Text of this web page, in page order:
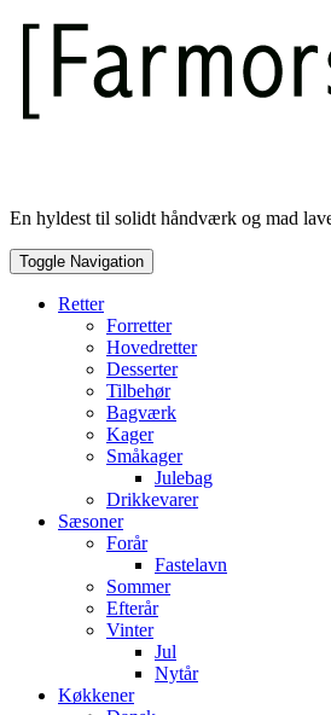
Skip
content
En hyldest til solidt håndværk og mad
Toggle Navigation
Retter
Forretter
Hovedretter
Desserter
Tilbehør
Bagværk
Kager
Småkager
Julebag
Drikkevarer
Sæsoner
Forår
Fastelavn
Sommer
Efterår
Vinter
Jul
Nytår
Køkkener